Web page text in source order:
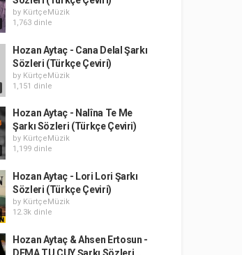
by KürtçeMüzik
1,763 dinle
Hozan Aytaç - Cana Delal Şarkı
Sözleri (Türkçe Çeviri)
by KürtçeMüzik
1,151 dinle
Hozan Aytaç - Nalîna Te Me
Şarkı Sözleri (Türkçe Çeviri)
by KürtçeMüzik
1,199 dinle
Hozan Aytaç - Lori Lori Şarkı
Sözleri (Türkçe Çeviri)
by KürtçeMüzik
12.3k dinle
Hozan Aytaç & Ahsen Ertosun -